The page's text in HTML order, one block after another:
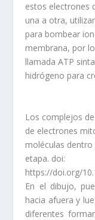
estos electrones
una a otra,
para bombear
membrana, por
llamada ATP
hidrógeno para
Los complejos
de electrones
moléculas
etapa. doi:
https://doi.org/
En el dibujo,
hacia afuera y
diferentes